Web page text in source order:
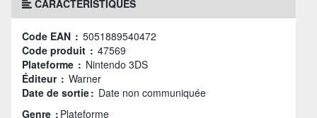
CARACTÉRISTIQUES
Code EAN : 5051889540472
Code produit : 47569
Plateforme : Nintendo 3DS
Éditeur : Warner
Date de sortie : Date non communiquée
Genre : Plateforme